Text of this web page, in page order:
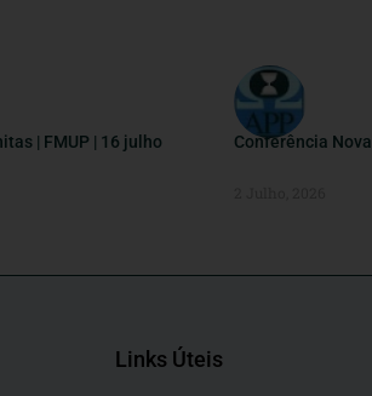
| FMUP | 16 julho Conferência
Links Úteis